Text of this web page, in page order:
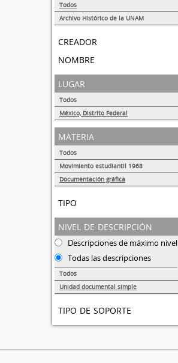
Todos
Archivo Histórico de la UNAM
creador
nombre
lugar
Todos
México, Distrito Federal
materia
Todos
Movimiento estudiantil 1968
Documentación gráfica
tipo
nivel de descripción
Descripciones de máximo nivel
Todas las descripciones
Todos
Unidad documental simple
tipo de soporte